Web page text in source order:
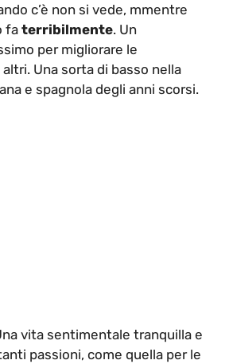
c’è non si vede, mmentre
fa terribilmente. Un
per migliorare le
Una sorta di basso nella
e spagnola degli anni scorsi.
vita sentimentale tranquilla e
passioni, come quella per le